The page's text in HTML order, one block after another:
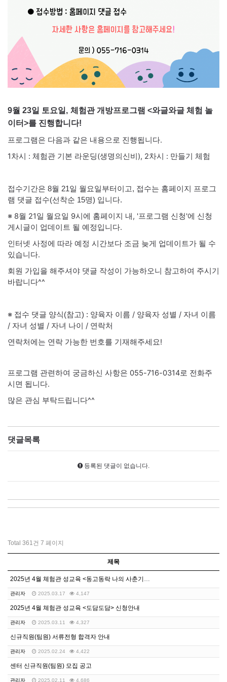
9월 23일 토요일, 체험관 개방프로그램 <와글와글 체험 놀
이터>를 진행합니다!
프로그램은 다음과 같은 내용으로 진행됩니다.
1차시 : 체험관 기본 라운딩(생명의신비), 2차시 : 만들기 체험
접수기간은 8월 21일 월요일부터이고, 접수는 홈페이지 프로그
램 댓글 접수(선착순 15명) 입니다.
※ 8월 21일 월요일 9시에 홈페이지 내, '프로그램 신청'에 신청
게시글이 업데이트 될 예정입니다.
인터넷 사정에 따라 예정 시간보다 조금 늦게 업데이트가 될 수
있습니다.
회원 가입을 해주셔야 댓글 작성이 가능하오니 참고하여 주시기
바랍니다^^
※ 접수 댓글 양식(참고) : 양육자 이름 / 양육자 성별 / 자녀 이름
/ 자녀 성별 / 자녀 나이 / 연락처
연락처에는 연락 가능한 번호를 기재해주세요!
프로그램 관련하여 궁금하신 사항은 055-716-0314로 전화주
시면 됩니다.
많은 관심 부탁드립니다^^
댓글목록
등록된 댓글이 없습니다.
Total 361건 7 페이지
제목
2025년 4월 체험관 성교육 <동고동락 나의 사춘기>…
관리자 2025.03.17 4,147
2025년 4월 체험관 성교육 <도담도담> 신청안내
관리자 2025.03.11 4,327
신규직원(팀원) 서류전형 합격자 안내
관리자 2025.02.24 4,422
센터 신규직원(팀원) 모집 공고
관리자 2025.02.11 4,686